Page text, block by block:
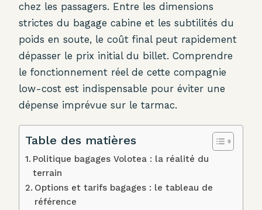
chez les passagers. Entre les dimensions
strictes du bagage cabine et les subtilités du
poids en soute, le coût final peut rapidement
dépasser le prix initial du billet. Comprendre
le fonctionnement réel de cette compagnie
low-cost est indispensable pour éviter une
dépense imprévue sur le tarmac.
Table des matières
Politique bagages Volotea : la réalité du
terrain
Options et tarifs bagages : le tableau de
référence